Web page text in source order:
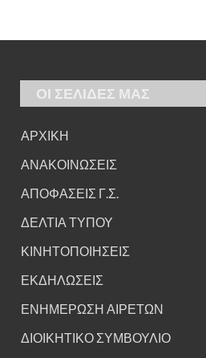
ΟΙ ΣΕΛΙΔΕΣ ΜΑΣ
ΑΡΧΙΚΗ
ΑΝΑΚΟΙΝΩΣΕΙΣ
ΑΠΟΦΑΣΕΙΣ Γ.Σ.
ΔΕΛΤΙΑ ΤΥΠΟΥ
ΚΙΝΗΤΟΠΟΙΗΣΕΙΣ
ΕΚΔΗΛΩΣΕΙΣ
ΕΝΗΜΕΡΩΣΗ ΑΙΡΕΤΩΝ
ΔΙΟΙΚΗΤΙΚΟ ΣΥΜΒΟΥΛΙΟ